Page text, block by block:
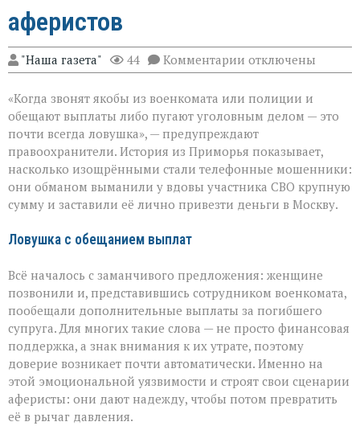
аферистов
"Наша газета" 44 Комментарии к
записи
сыграли
на
самом
больном»:
вдова
военного
лишилась
миллионов
из‑за
отключены
«Когда звонят якобы из военкомата или полиции и
обещают выплаты либо пугают уголовным делом — это
почти всегда ловушка», — предупреждают
правоохранители. История из Приморья показывает,
насколько изощрёнными стали телефонные мошенники:
они обманом выманили у вдовы участника СВО крупную
сумму и заставили её лично привезти деньги в Москву.
Ловушка с обещанием выплат
Всё началось с заманчивого предложения: женщине
позвонили и, представившись сотрудником военкомата,
пообещали дополнительные выплаты за погибшего
супруга. Для многих такие слова — не просто финансовая
поддержка, а знак внимания к их утрате, поэтому
доверие возникает почти автоматически. Именно на
этой эмоциональной уязвимости и строят свои сценарии
аферисты: они дают надежду, чтобы потом превратить
её в рычаг давления.